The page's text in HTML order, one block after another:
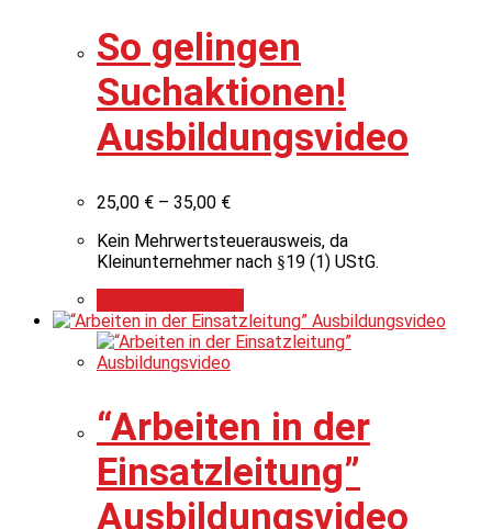
So gelingen
Suchaktionen!
Ausbildungsvideo
25,00 € – 35,00 €
Kein Mehrwertsteuerausweis, da
Kleinunternehmer nach §19 (1) UStG.
“Arbeiten in der
Einsatzleitung”
Ausbildungsvideo